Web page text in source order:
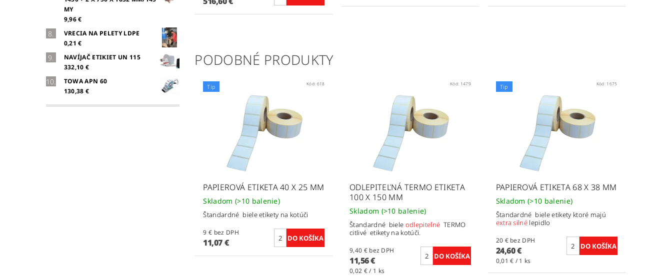
MY
9,96 €
VRECIA NA PELETY LDPE
0,21 €
NAVÍJAČ ETIKIET UN 115
332,10 €
TOWA APN 60
130,38 €
PODOBNÉ PRODUKTY
Tip Kód: 618
PAPIEROVÁ ETIKETA 40 X 25 MM
Skladom (>10 balenie)
Štandardné biele etikety na kotúči
9 € bez DPH
11,07 €
Kód: 1479
ODLEPITEĽNÁ TERMO ETIKETA
100 X 150 MM
Skladom (>10 balenie)
Štandardné biele odlepiteľné TERMO
citlivé etikety na kotúči.
9,40 € bez DPH
11,56 €
0,02 € / 1 ks
Tip Kód: 1675
PAPIEROVÁ ETIKETA 68 X 38 MM
Skladom(>10 balenie)
Štandardné biele etikety ktoré majú
extra silné lepidlo
20 € bez DPH
24,60 €
0,01 € / 1 ks